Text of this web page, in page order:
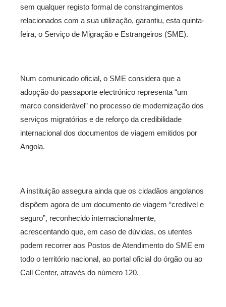
sem qualquer registo formal de constrangimentos
relacionados com a sua utilização, garantiu, esta quinta-
feira, o Serviço de Migração e Estrangeiros (SME).
Num comunicado oficial, o SME considera que a
adopção do passaporte electrónico representa “um
marco considerável” no processo de modernização dos
serviços migratórios e de reforço da credibilidade
internacional dos documentos de viagem emitidos por
Angola.
A instituição assegura ainda que os cidadãos angolanos
dispõem agora de um documento de viagem “credível e
seguro”, reconhecido internacionalmente,
acrescentando que, em caso de dúvidas, os utentes
podem recorrer aos Postos de Atendimento do SME em
todo o território nacional, ao portal oficial do órgão ou ao
Call Center, através do número 120.